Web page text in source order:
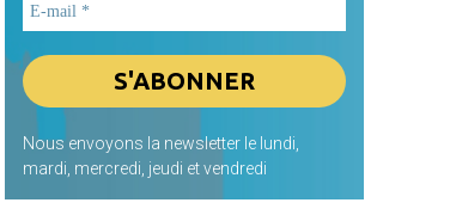
Nous envoyons la newsletter le lundi,
mardi, mercredi, jeudi et vendredi